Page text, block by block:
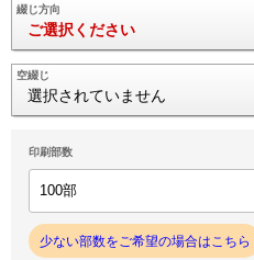
綴じ方向
ご選択ください
空綴じ
選択されていません
印刷部数
少ない部数をご希望の場合はこちら